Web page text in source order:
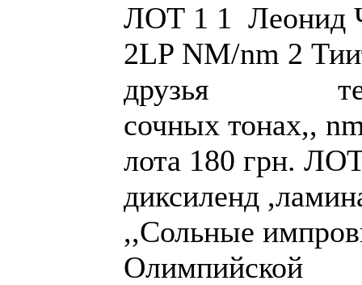
ЛОТ 1 1 Леонид
2LP NM/nm 2
друзья тех.
сочных
лота 180 грн.
диксиленд
,,Сольные
Олимпийской